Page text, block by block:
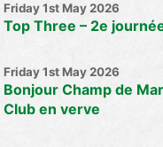
Friday 1st May 2026
Top Three – 2e
Friday 1st May 2026
Bonjour Champ de
Club en verve